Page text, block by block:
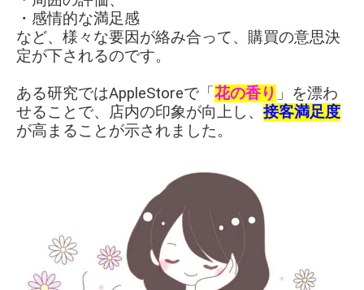
・感情的な満足感
など、様々な要因が絡み合って、購買の意思決
定が下されるのです。
ある研究ではAppleStoreで「 花の香り 」を漂わ
せることで、店内の印象が向上し、 接客満足度
が高まることが示されました。